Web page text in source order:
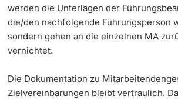
werden die Unterlagen der
die/den nachfolgende Führungsperson
sondern gehen an die einzelnen MA
vernichtet.
Die Dokumentation zu
Zielvereinbarungen bleibt vertraulich.